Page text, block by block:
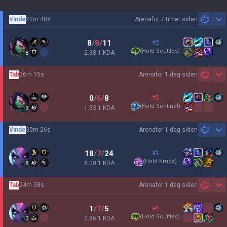
Arenafor 7 timer siden
Vinde22m 48s
18
8/8/11
2.38:1 KDA
#2
(Hold Scuttles)
Arenafor 1 dag siden
Tab26m 15s
13
0/6/8
1.33:1 KDA
#5
(Hold Sentinel)
Arenafor 1 dag siden
Vinde30m 26s
18
18/7/24
6.00:1 KDA
#1
(Hold Krugs)
Arenafor 1 dag siden
Tab24m 58s
13
1/7/5
0.86:1 KDA
#6
(Hold Scuttles)